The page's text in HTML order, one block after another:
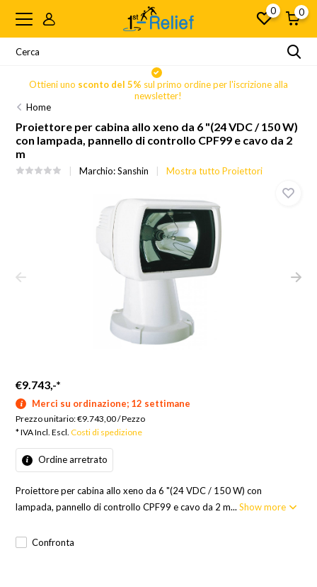
0 0
Ottieni uno sconto del 5% sul primo ordine per l'iscrizione alla
newsletter!
Home
Proiettore per cabina allo xeno da 6 "(24 VDC / 150 W)
con lampada, pannello di controllo CPF99 e cavo da 2
m
Marchio:Sanshin Mostra tutto Proiettori
€9.743,-*
Merci su ordinazione; 12 settimane
Prezzo unitario:€9.743,00/Pezzo
* IVA Incl. Escl.Costi di spedizione
Ordine arretrato
Proiettore per cabina allo xeno da 6 "(24 VDC / 150 W) con
lampada, pannello di controllo CPF99 e cavo da 2 m...Show more
Confronta